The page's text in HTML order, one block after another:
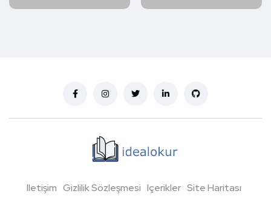
Iletişim Gizlilik Sözleşmesi Içerikler Site Haritası